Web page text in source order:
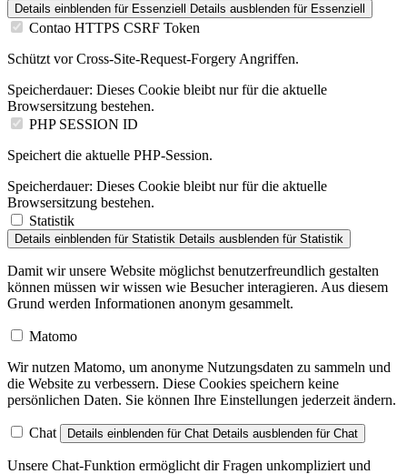
Details einblenden für Essenziell Details ausblenden für Essenziell
Contao HTTPS CSRF Token
Schützt vor Cross-Site-Request-Forgery Angriffen.
Speicherdauer: Dieses Cookie bleibt nur für die aktuelle
Browsersitzung bestehen.
PHP SESSION ID
Speichert die aktuelle PHP-Session.
Speicherdauer: Dieses Cookie bleibt nur für die aktuelle
Browsersitzung bestehen.
Statistik
Details einblenden für Statistik Details ausblenden für Statistik
Damit wir unsere Website möglichst benutzerfreundlich gestalten
können müssen wir wissen wie Besucher interagieren. Aus diesem
Grund werden Informationen anonym gesammelt.
Matomo
Wir nutzen Matomo, um anonyme Nutzungsdaten zu sammeln und
die Website zu verbessern. Diese Cookies speichern keine
persönlichen Daten. Sie können Ihre Einstellungen jederzeit ändern.
Chat Details einblenden für Chat Details ausblenden für Chat
Unsere Chat-Funktion ermöglicht dir Fragen unkompliziert und